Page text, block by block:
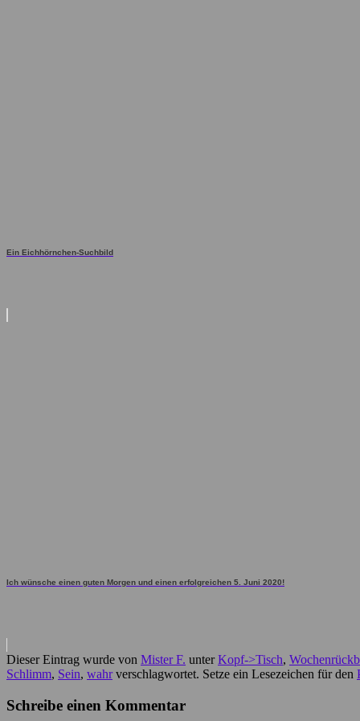
Ein Eichhörnchen-Suchbild
Ich wünsche einen guten Morgen und einen erfolgreichen 5. Juni 2020!
Dieser Eintrag wurde von Mister F. unterKopf->Tisch,
Schlimm, Sein, wahrverschlagwortet. Setze ein Lesezeichen für den
Schreibe einen Kommentar